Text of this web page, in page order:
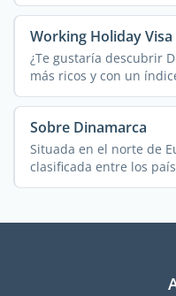
Working Holiday
¿Te gustaría descubrir
más ricos y con un
Sobre Dinamarca
Situada en el norte de
clasificada entre los